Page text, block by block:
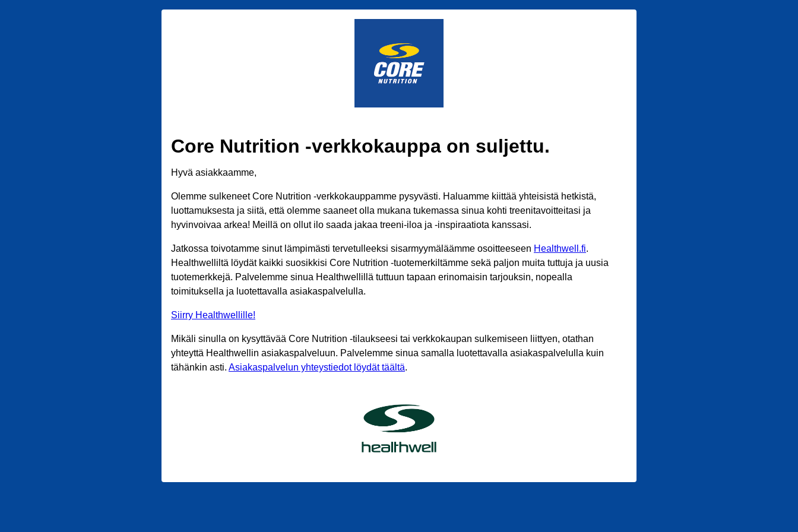
Core Nutrition -verkkokauppa on suljettu.
Hyvä asiakkaamme,
Olemme sulkeneet Core Nutrition -verkkokauppamme pysyvästi. Haluamme kiittää yhteisistä hetkistä,
luottamuksesta ja siitä, että olemme saaneet olla mukana tukemassa sinua kohti treenitavoitteitasi ja
hyvinvoivaa arkea! Meillä on ollut ilo saada jakaa treeni-iloa ja -inspiraatiota kanssasi.
Jatkossa toivotamme sinut lämpimästi tervetulleeksi sisarmyymäläämme osoitteeseen Healthwell.fi.
Healthwelliltä löydät kaikki suosikkisi Core Nutrition -tuotemerkiltämme sekä paljon muita tuttuja ja uusia
tuotemerkkejä. Palvelemme sinua Healthwellillä tuttuun tapaan erinomaisin tarjouksin, nopealla
toimituksella ja luotettavalla asiakaspalvelulla.
Siirry Healthwellille!
Mikäli sinulla on kysyttävää Core Nutrition -tilaukseesi tai verkkokaupan sulkemiseen liittyen, otathan
yhteyttä Healthwellin asiakaspalveluun. Palvelemme sinua samalla luotettavalla asiakaspalvelulla kuin
tähänkin asti. Asiakaspalvelun yhteystiedot löydät täältä.